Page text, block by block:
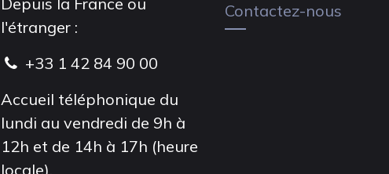
l'étranger :
+33 1 42 84 90 00
Accueil téléphonique du
lundi au vendredi de 9h à
12h et de 14h à 17h (heure
locale).
Contactez-nous